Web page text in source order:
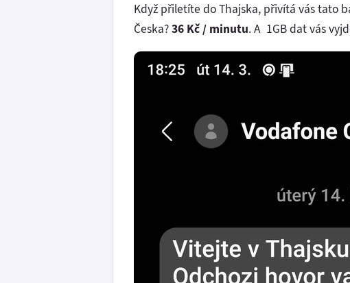
Když přiletíte do Thajska, přivítá vás tato
Česka?36 Kč / minutu. A 1GB dat vás